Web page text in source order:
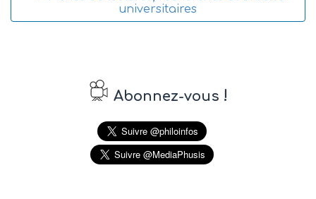
universitaires
Abonnez-vous !